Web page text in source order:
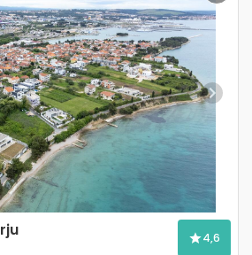
Next
4,6